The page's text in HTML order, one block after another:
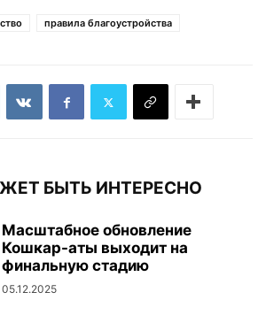
правила благоустройства
БЫТЬ ИНТЕРЕСНО
Масштабное обновление
Кошкар-аты выходит на
финальную стадию
05.12.2025